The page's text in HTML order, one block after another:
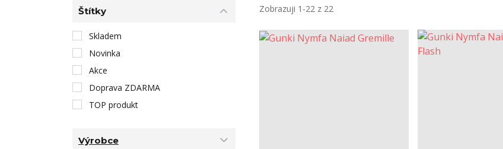
Zobrazuji 1-22 z 22
Štítky
Skladem
Novinka
Akce
Doprava ZDARMA
TOP produkt
Výrobce